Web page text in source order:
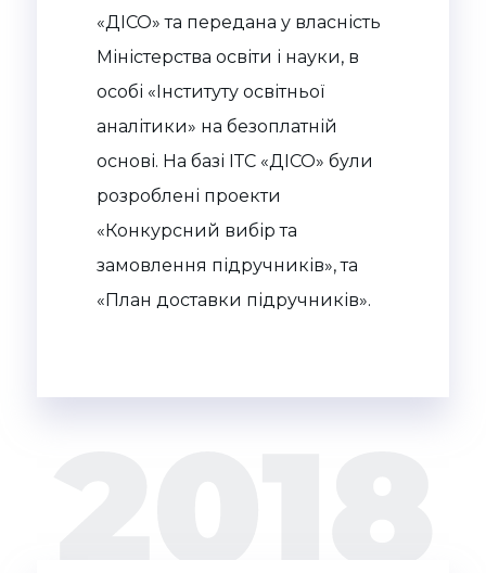
«ДІСО» та передана у власність
Міністерства освіти і науки, в
особі «Інституту освітньої
аналітики» на безоплатній
основі. На базі ІТС «ДІСО» були
розроблені проекти
«Конкурсний вибір та
замовлення підручників», та
«План доставки підручників».